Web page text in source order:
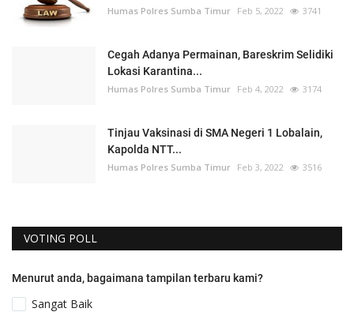
Humas Polres Sumba Timur Feb 5, 2022 3741
Cegah Adanya Permainan, Bareskrim Selidiki
Lokasi Karantina...
Humas Polres Sumba Timur Feb 4, 2022 3174
Tinjau Vaksinasi di SMA Negeri 1 Lobalain,
Kapolda NTT...
Humas Polres Sumba Timur Feb 3, 2022 3516
VOTING POLL
Menurut anda, bagaimana tampilan terbaru kami?
Sangat Baik